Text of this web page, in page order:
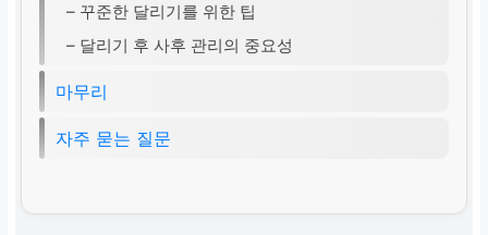
– 꾸준한 달리기를 위한 팁
– 달리기 후 사후 관리의 중요성
마무리
자주 묻는 질문